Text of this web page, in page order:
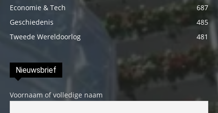
Economie & Tech
687
Geschiedenis
485
Tweede Wereldoorlog
481
Nieuwsbrief
Voornaam of volledige naam